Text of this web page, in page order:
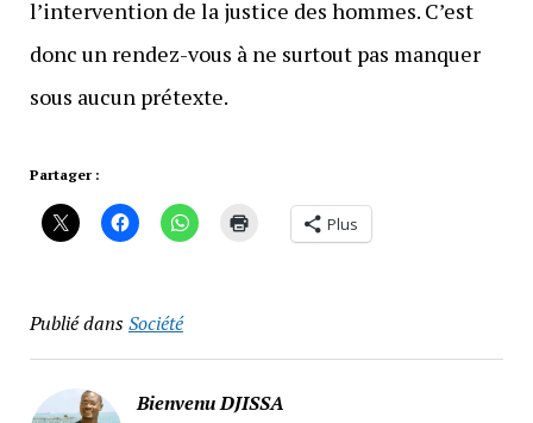
l’intervention de la justice des hommes. C’est
donc un rendez-vous à ne surtout pas manquer
sous aucun prétexte.
Partager :
Plus
Publié dansSociété
Bienvenu DJISSA